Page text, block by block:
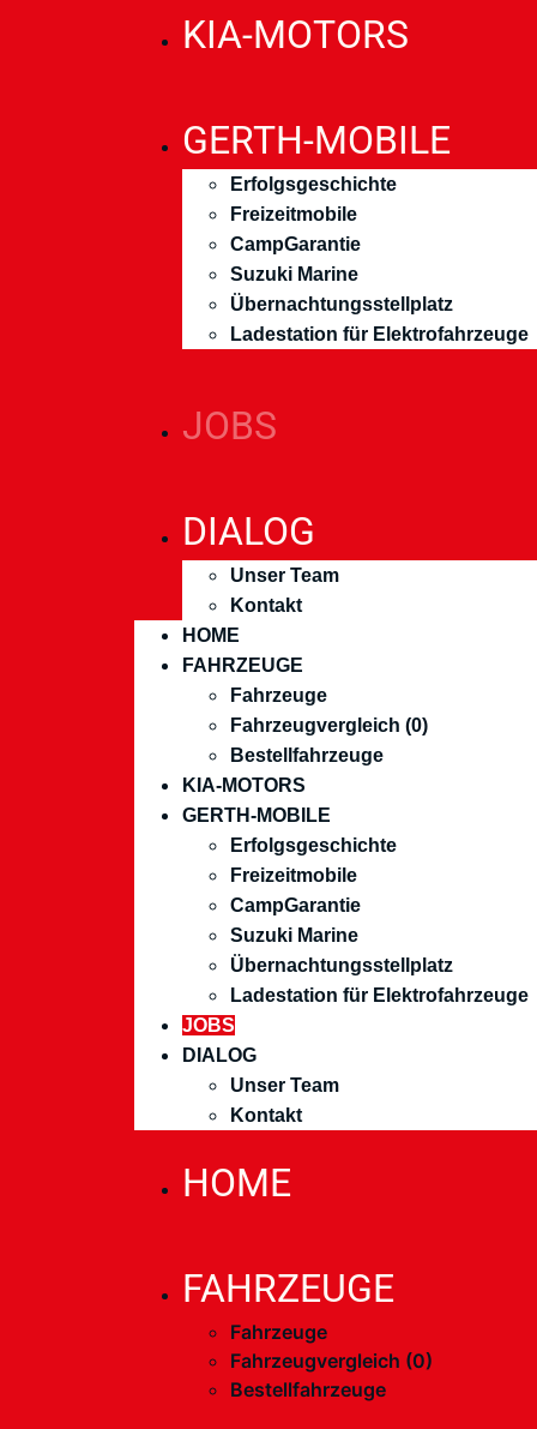
KIA-MOTORS
GERTH-MOBILE
Erfolgsgeschichte
Freizeitmobile
CampGarantie
Suzuki Marine
Übernachtungsstellplatz
Ladestation für Elektrofahrzeuge
JOBS
DIALOG
Unser Team
Kontakt
HOME
FAHRZEUGE
Fahrzeuge
Fahrzeugvergleich (0)
Bestellfahrzeuge
KIA-MOTORS
GERTH-MOBILE
Erfolgsgeschichte
Freizeitmobile
CampGarantie
Suzuki Marine
Übernachtungsstellplatz
Ladestation für Elektrofahrzeuge
JOBS
DIALOG
Unser Team
Kontakt
HOME
FAHRZEUGE
Fahrzeuge
Fahrzeugvergleich (0)
Bestellfahrzeuge